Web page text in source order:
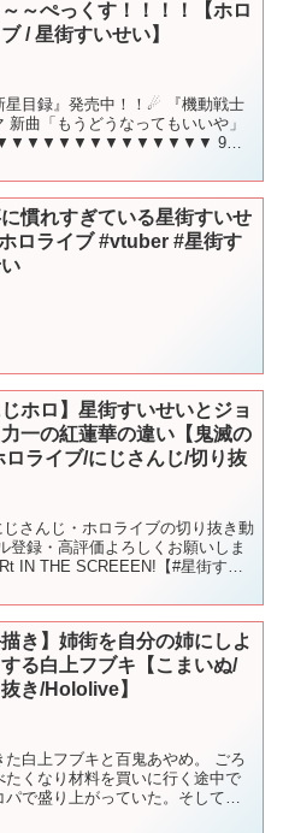
～ぺっくす！！！！【ホロ
/ 星街すいせい】
目録』発売中！！☄ 『機動戦士
曲「もうどうなってもいいや」
9月
慣れすぎている星街すいせ
ロライブ #vtuber #星街す
じホロ】星街すいせいとジョ
一の紅蓮華の違い【鬼滅の
ロライブ/にじさんじ/切り抜
さんじ・ホロライブの切り抜き動
登録・高評価よろしくお願いしま
IN THE SCREEEN!【#星街すい
描き】姉街を自分の姉にしよ
る白上フブキ【こまいぬ/
き/Hololive】
白上フブキと百鬼あやめ。 ごろ
くなり材料を買いに行く途中で
で盛り上がっていた。そして次